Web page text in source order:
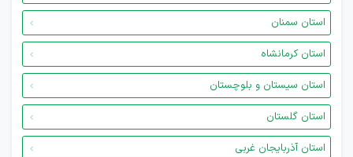
استان سمنان
استان کرمانشاه
استان سیستان و بلوچستان
استان گلستان
استان آذربایجان غربی